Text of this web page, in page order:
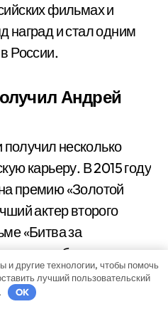
фильмах и
наград и стал одним
России.
Андрей
несколько
карьеру. В 2015 году
премию «Золотой
актер второго
«Битва за
году он был удостоен
«Открытие
кино. Андрей
и другие технологии, чтобы помочь
лучший пользовательский
OK